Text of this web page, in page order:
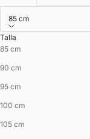
85 cm
Talla
85 cm
90 cm
95 cm
100 cm
105 cm